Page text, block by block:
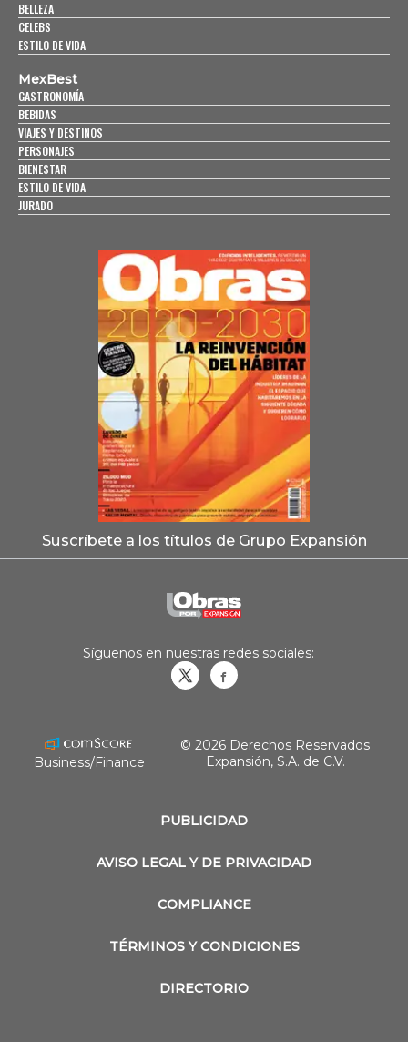
BELLEZA
CELEBS
ESTILO DE VIDA
MexBest
GASTRONOMÍA
BEBIDAS
VIAJES Y DESTINOS
PERSONAJES
BIENESTAR
ESTILO DE VIDA
JURADO
Suscríbete a los títulos de Grupo Expansión
PUBLICIDAD
AVISO LEGAL Y DE PRIVACIDAD
COMPLIANCE
TÉRMINOS Y CONDICIONES
DIRECTORIO
Síguenos en nuestras redes sociales:
Business/Finance
© 2026 Derechos Reservados
Expansión, S.A. de C.V.